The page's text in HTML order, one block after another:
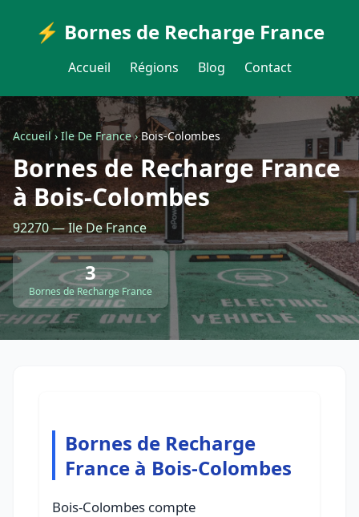
⚡ Bornes de Recharge France
Accueil Régions Blog Contact
Accueil›Ile De France›Bois-Colombes
Bornes de Recharge France
à Bois-Colombes
92270 — Ile De France
3
Bornes de Recharge France
Bornes de Recharge
France à Bois-Colombes
Bois-Colombes compte